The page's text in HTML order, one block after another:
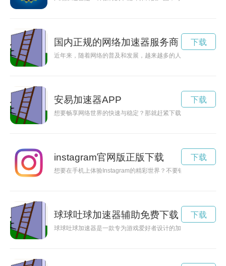
国内正规的网络加速器服务商
近年来，随着网络的普及和发展，越来越多的人开始意识到网
下载
安易加速器APP
想要畅享网络世界的快速与稳定？那就赶紧下载安易加速器官
下载
instagram官网版正版下载
想要在手机上体验Instagram的精彩世界？不要错过在官网下载
下载
球球吐球加速器辅助免费下载
球球吐球加速器是一款专为游戏爱好者设计的加速器软件，为
下载